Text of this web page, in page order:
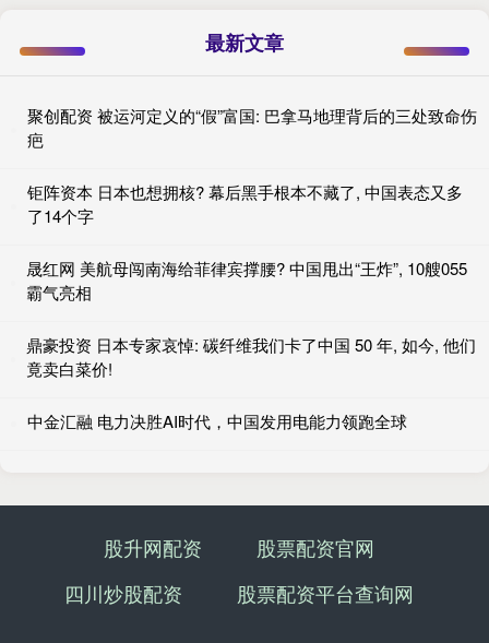
最新文章
聚创配资 被运河定义的“假”富国: 巴拿马地理背后的三处致命伤
疤
钜阵资本 日本也想拥核? 幕后黑手根本不藏了, 中国表态又多
了14个字
晟红网 美航母闯南海给菲律宾撑腰? 中国甩出“王炸”, 10艘055
霸气亮相
鼎豪投资 日本专家哀悼: 碳纤维我们卡了中国 50 年, 如今, 他们
竟卖白菜价!
中金汇融 电力决胜AI时代，中国发用电能力领跑全球
股升网配资
股票配资官网
四川炒股配资
股票配资平台查询网